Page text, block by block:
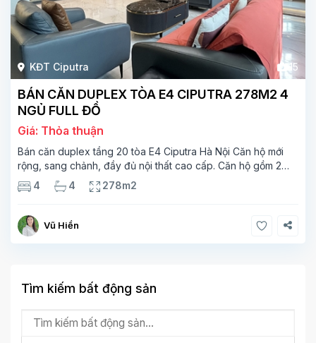
KĐT Ciputra 15
BÁN CĂN DUPLEX TÒA E4 CIPUTRA 278M2 4
NGỦ FULL ĐỒ
Giá: Thỏa thuận
Bán căn duplex tầng 20 tòa E4 Ciputra Hà Nội Căn hộ mới
rộng, sang chảnh, đầy đủ nội thất cao cấp. Căn hộ gồm 2
tầng. Tầng 1 rộng 142m2 bao gồm phòng khách, phòng ăn,
phòng bếp, 2 phòng ngủ,
4 4 278m2
Vũ Hiền
Tìm kiếm bất động sản